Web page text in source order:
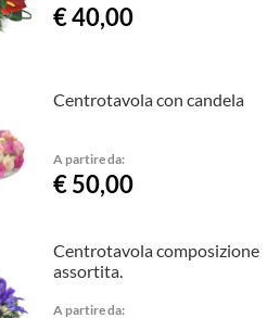
€ 40,00
Centrotavola con candela
A partire da:
€ 50,00
Centrotavola composizione
assortita.
A partire da: